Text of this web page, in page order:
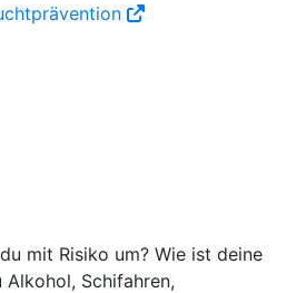
mit Risiko um? Wie ist deine
Alkohol, Schifahren,